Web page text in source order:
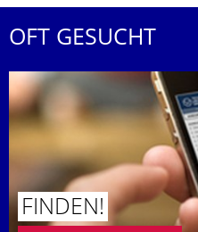
OFT GESUCHT
FINDEN!